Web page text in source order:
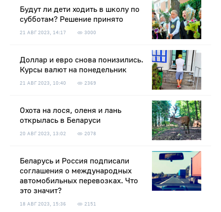
Будут ли дети ходить в школу по
субботам? Решение принято
21 АВГ 2023, 14:17 3000
Доллар и евро снова понизились.
Курсы валют на понедельник
21 АВГ 2023, 10:40 2369
Охота на лося, оленя и лань
открылась в Беларуси
20 АВГ 2023, 13:02 2078
Беларусь и Россия подписали
соглашения о международных
автомобильных перевозках. Что
это значит?
18 АВГ 2023, 15:36 2151